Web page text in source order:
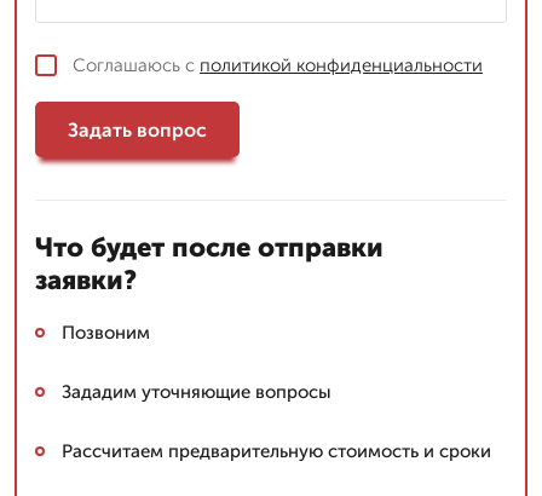
Соглашаюсь с политикой конфиденциальности
Задать вопрос
Что будет после отправки
заявки?
Позвоним
Зададим уточняющие вопросы
Рассчитаем предварительную стоимость и сроки